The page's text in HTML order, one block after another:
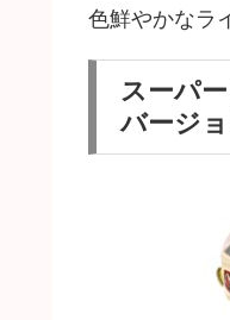
色鮮やかなラ
スーパ
バージ